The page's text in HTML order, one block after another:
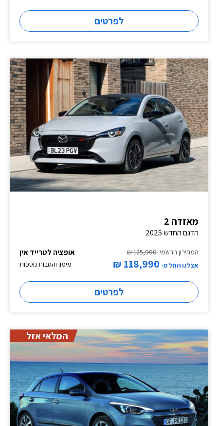
לפרטים
מאזדה 2
הדגם החדש 2025
אופציה לטרייד אין
המחירון הרשמי: 125,900 ₪
מימון והטבות נוספות
אצלנו החל מ- 118,990 ₪
לפרטים
המלאי אזל